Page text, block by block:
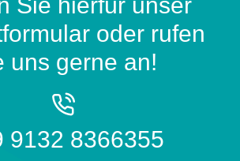
oder rufen
uns gerne an!
9132 8366355